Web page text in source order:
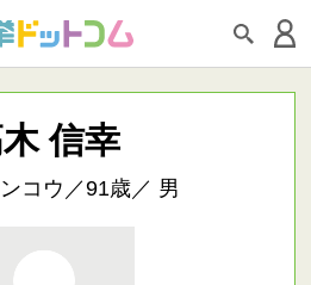
信幸
コウ／91歳／ 男